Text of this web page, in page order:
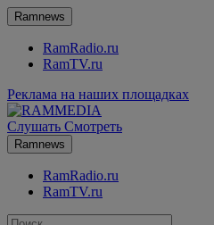
Ramnews
RamRadio.ru
RamTV.ru
Реклама на наших площадках
Слушать Смотреть
Ramnews
RamRadio.ru
RamTV.ru